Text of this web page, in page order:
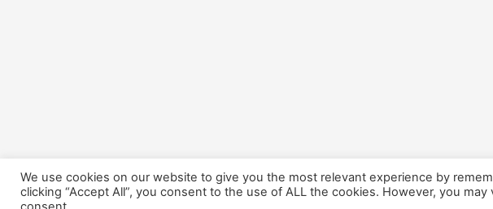
We use cookies on our website to give you the most relevant experience by
clicking “Accept All”, you consent to the use of ALL the cookies. However, you